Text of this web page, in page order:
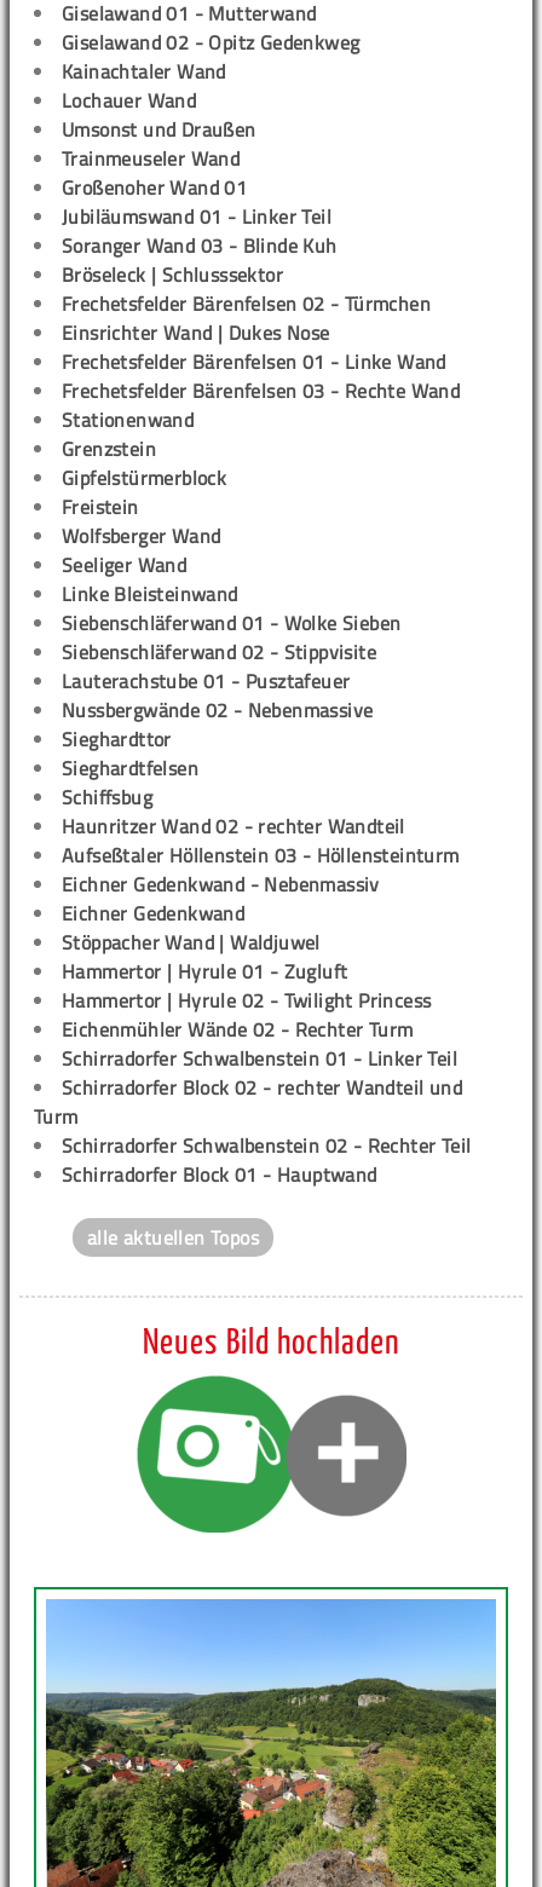
Giselawand 01 - Mutterwand
Giselawand 02 - Opitz Gedenkweg
Kainachtaler Wand
Lochauer Wand
Umsonst und Draußen
Trainmeuseler Wand
Großenoher Wand 01
Jubiläumswand 01 - Linker Teil
Soranger Wand 03 - Blinde Kuh
Bröseleck | Schlusssektor
Frechetsfelder Bärenfelsen 02 - Türmchen
Einsrichter Wand | Dukes Nose
Frechetsfelder Bärenfelsen 01 - Linke Wand
Frechetsfelder Bärenfelsen 03 - Rechte Wand
Stationenwand
Grenzstein
Gipfelstürmerblock
Freistein
Wolfsberger Wand
Seeliger Wand
Linke Bleisteinwand
Siebenschläferwand 01 - Wolke Sieben
Siebenschläferwand 02 - Stippvisite
Lauterachstube 01 - Pusztafeuer
Nussbergwände 02 - Nebenmassive
Sieghardttor
Sieghardtfelsen
Schiffsbug
Haunritzer Wand 02 - rechter Wandteil
Aufseßtaler Höllenstein 03 - Höllensteinturm
Eichner Gedenkwand - Nebenmassiv
Eichner Gedenkwand
Stöppacher Wand | Waldjuwel
Hammertor | Hyrule 01 - Zugluft
Hammertor | Hyrule 02 - Twilight Princess
Eichenmühler Wände 02 - Rechter Turm
Schirradorfer Schwalbenstein 01 - Linker Teil
Schirradorfer Block 02 - rechter Wandteil und
Turm
Schirradorfer Schwalbenstein 02 - Rechter Teil
Schirradorfer Block 01 - Hauptwand
alle aktuellen Topos
Neues Bild hochladen